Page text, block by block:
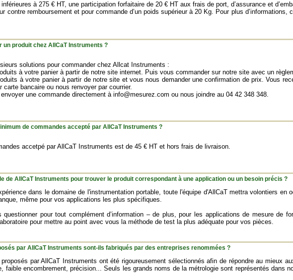
à 275 € HT, une participation forfaitaire de 20 € HT aux frais de port, d’assurance et
contre remboursement et pour commande d’un poids supérieur à 20 Kg. Pour plus d’informations,
un produit chez AllCaT Instruments ?
solutions pour commander chez Allcat Instruments :
à votre panier à partir de notre site internet. Puis vous commander sur notre site avec un
à votre panier à partir de notre site et vous nous demander une confirmation de prix. Vous
carte bancaire ou nous renvoyer par courrier.
une commande directement à info@mesurez.com ou nous joindre au 04 42 348 348.
de commandes accepté par AllCaT Instruments ?
accetpé par AllCaT Instruments est de 45 € HT et hors frais de livraison.
de AllCaT Instruments pour trouver le produit correspondant à une application ou un besoin précis ?
dans le domaine de l'instrumentation portable, toute l'équipe d'AllCaT mettra volontiers en
même pour vos applications les plus spécifiques.
questionner pour tout complément d’information – de plus, pour les applications de mesure de
pour mettre au point avec vous la méthode de test la plus adéquate pour vos pièces.
par AllCaT Instruments sont-ils fabriqués par des entreprises renommées ?
par AllCaT Instruments ont été rigoureusement sélectionnés afin de répondre au mieux
faible encombrement, précision... Seuls les grands noms de la métrologie sont représentés dans